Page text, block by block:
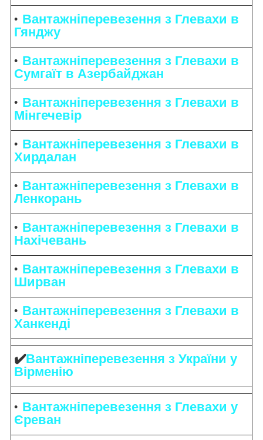
Вантажніперевезення з Глевахи в
Гянджу
Вантажніперевезення з Глевахи в
Сумгаїт в Азербайджан
Вантажніперевезення з Глевахи в
Мінгечевір
Вантажніперевезення з Глевахи в
Хирдалан
Вантажніперевезення з Глевахи в
Ленкорань
Вантажніперевезення з Глевахи в
Нахічевань
Вантажніперевезення з Глевахи в
Ширван
Вантажніперевезення з Глевахи в
Ханкенді
✔️Вантажніперевезення з України у
Вірменію
Вантажніперевезення з Глевахи у
Єреван